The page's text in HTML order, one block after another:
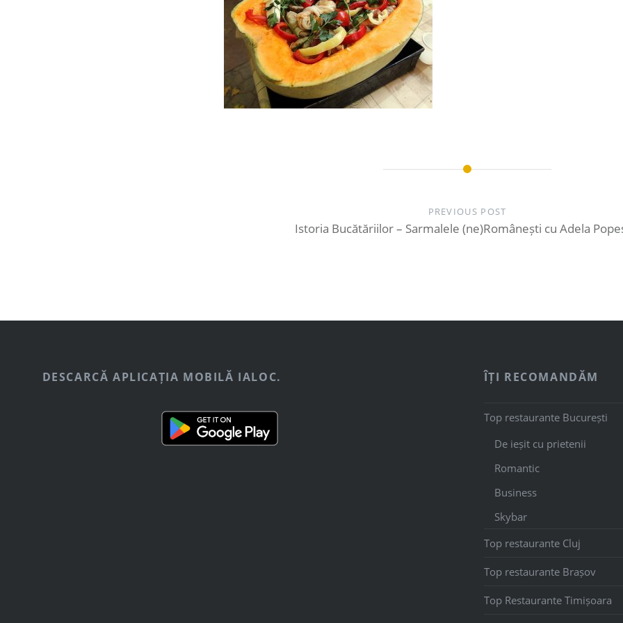
PREVIOUS POST
Istoria Bucătăriilor – Sarmalele (ne)Românești cu Adela
DESCARCĂ APLICAȚIA MOBILĂ IALOC. ÎȚI RECOMANDĂM
Top restaurante București
De ieșit cu prietenii
Romantic
Business
Skybar
Top restaurante Cluj
Top restaurante Brașov
Top Restaurante Timișoara